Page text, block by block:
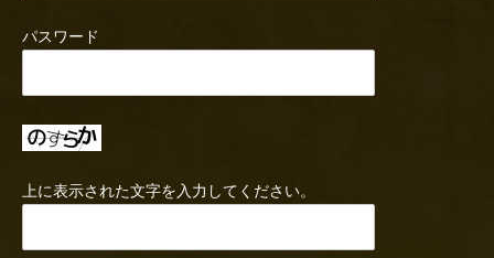
パスワード
上に表示された文字を入力してください。